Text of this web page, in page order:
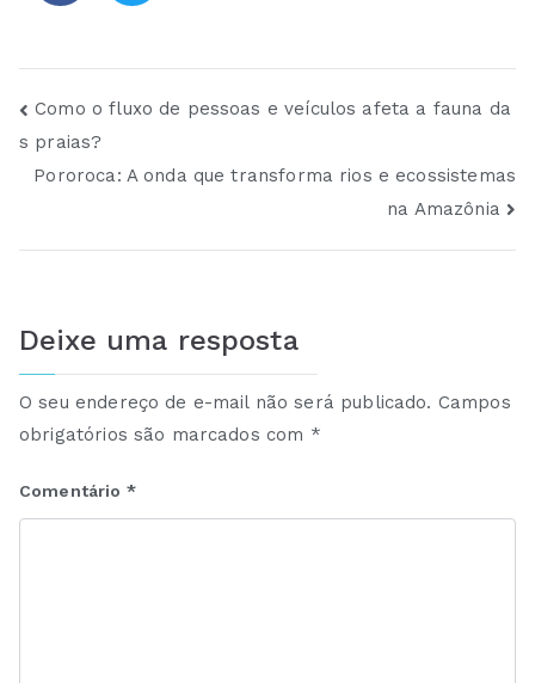
Como o fluxo de pessoas e veículos afeta a fauna da
s praias?
Pororoca: A onda que transforma rios e ecossistemas
na Amazônia
Deixe uma resposta
O seu endereço de e-mail não será publicado. Campos
obrigatórios são marcados com *
Comentário *